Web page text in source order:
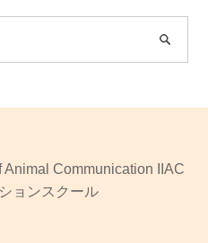
Communication IIAC
ョンスクール